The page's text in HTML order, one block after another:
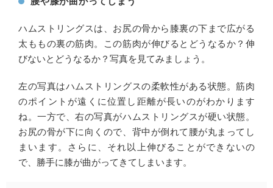
ハムストリングスは、お尻の骨から膝裏の下まで広がる
太ももの裏の筋肉。この筋肉が伸びるとどうなるか？伸
びないとどうなるか？写真を見てみましょう。
左の写真はハムストリングスの柔軟性がある状態。筋肉
のポイントが遠くに位置し距離が長いのがわかります
ね。一方で、右の写真がハムストリングスが硬い状態。
お尻の骨が下に向くので、背中が倒れて腰が丸まってし
まいます。さらに、それ以上伸びることができないの
で、勝手に膝が曲がってきてしまいます。